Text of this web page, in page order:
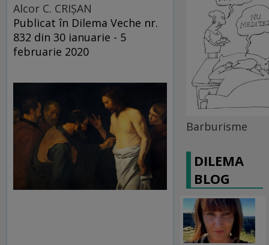
Alcor C. CRIȘAN
Publicat în Dilema Veche nr.
832 din 30 ianuarie - 5
februarie 2020
Barburisme
DILEMA
BLOG